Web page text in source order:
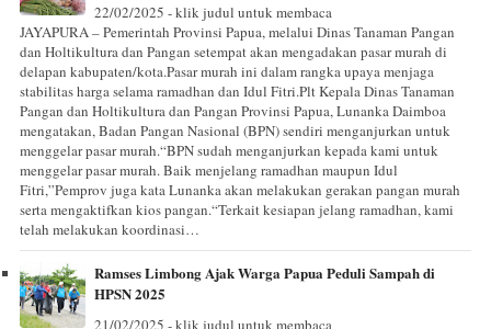
22/02/2025 - klik judul untuk membaca
JAYAPURA – Pemerintah Provinsi Papua, melalui Dinas Tanaman Pangan
dan Holtikultura dan Pangan setempat akan mengadakan pasar murah di
delapan kabupaten/kota.Pasar murah ini dalam rangka upaya menjaga
stabilitas harga selama ramadhan dan Idul Fitri.Plt Kepala Dinas Tanaman
Pangan dan Holtikultura dan Pangan Provinsi Papua, Lunanka Daimboa
mengatakan, Badan Pangan Nasional (BPN) sendiri menganjurkan untuk
menggelar pasar murah.“BPN sudah menganjurkan kepada kami untuk
menggelar pasar murah. Baik menjelang ramadhan maupun Idul
Fitri,”Pemprov juga kata Lunanka akan melakukan gerakan pangan murah
serta mengaktifkan kios pangan.“Terkait kesiapan jelang ramadhan, kami
telah melakukan koordinasi…
Ramses Limbong Ajak Warga Papua Peduli Sampah di
HPSN 2025
21/02/2025 - klik judul untuk membaca